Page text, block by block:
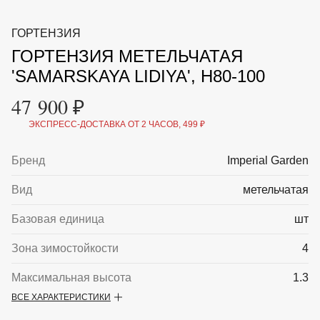
МАЛАЯ МЕХАНИЗАЦИЯ
ОТПУГИВАТЕЛИ ОТ ПТИЦ, НАСЕКОМЫХ И
ГРЫЗУНОВ
САДОВАЯ ОДЕЖДА И ОБУВЬ
САДОВЫЙ ИНСТРУМЕНТ
СРЕДСТВА ЗАЩИТЫ РАСТЕНИЙ И УДОБРЕНИЯ
ТОВАРЫ ДЛЯ БАНЬ И САУН
ТОВАРЫ ДЛЯ ТУРИЗМА И ПИКНИКА
ТОВАРЫ И АПТЕКА ДЛЯ ПРУДА
Sale Новинки
УХОД
+7 (495) 197 87
87
ГОРТЕНЗИЯ
ГОРТЕНЗИЯ МЕТЕЛЬЧАТАЯ
'SAMARSKAYA LIDIYA', H80-100
47 900 ₽
ЭКСПРЕСС-ДОСТАВКА ОТ 2 ЧАСОВ, 499 ₽
Бренд Imperial Garden
Вид метельчатая
Базовая единица шт
Зона зимостойкости 4
Максимальная высота 1.3
ВСЕ ХАРАКТЕРИСТИКИ